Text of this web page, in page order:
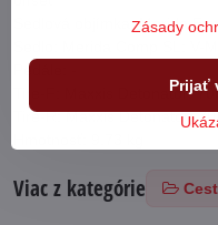
Sedlová objímka: Merida
Pedále: -
Tire-F: Maxxis Detonator;
Tire-R: Maxxis Detonator;
Viac z kategórie
Zásady
Prijať